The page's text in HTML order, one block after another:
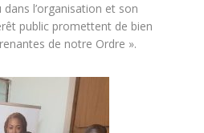
l’organisation et son
public promettent de bien
de notre Ordre ».